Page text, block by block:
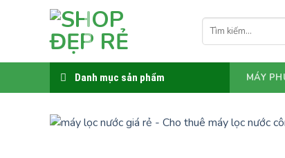
dung
Tìm
kiếm:
Danh mục sản phẩm MÁY